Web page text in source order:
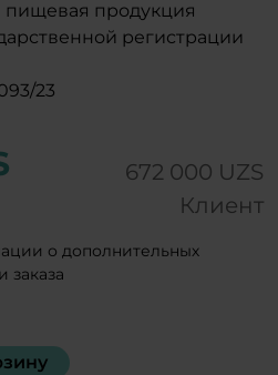
продукция
регистрации
23
672 000 UZS
Клиент
о дополнительных
заказа